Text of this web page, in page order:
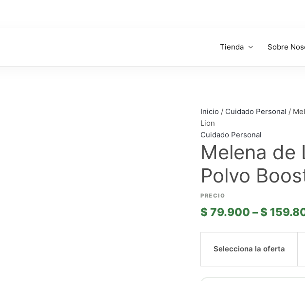
Tienda Sobre
Inicio / Cuidado Personal /
Lion
Cuidado Personal
Melena de
Polvo
$ 79.900 – $
Selecciona la oferta
en
Polvo
Booster
cantidad